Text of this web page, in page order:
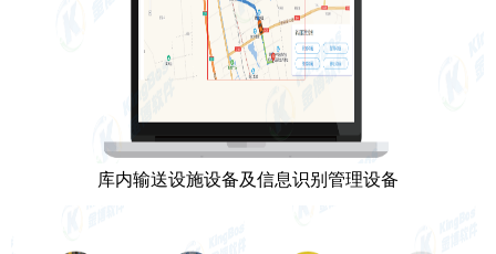
库内输送设施设备及信息识别管理设备